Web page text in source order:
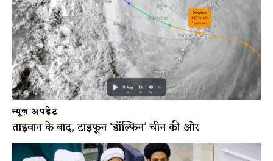
न्यूज़ अपडेट
ताइवान के बाद, टाइफून ‘डॉल्फिन’ चीन की ओर